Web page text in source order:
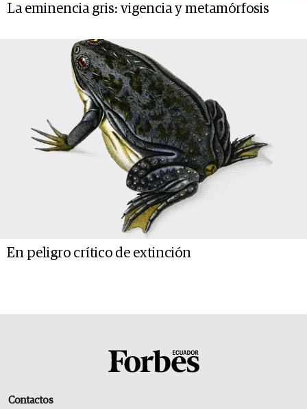
La eminencia gris: vigencia y metamórfosis
En peligro crítico de extinción
Contactos